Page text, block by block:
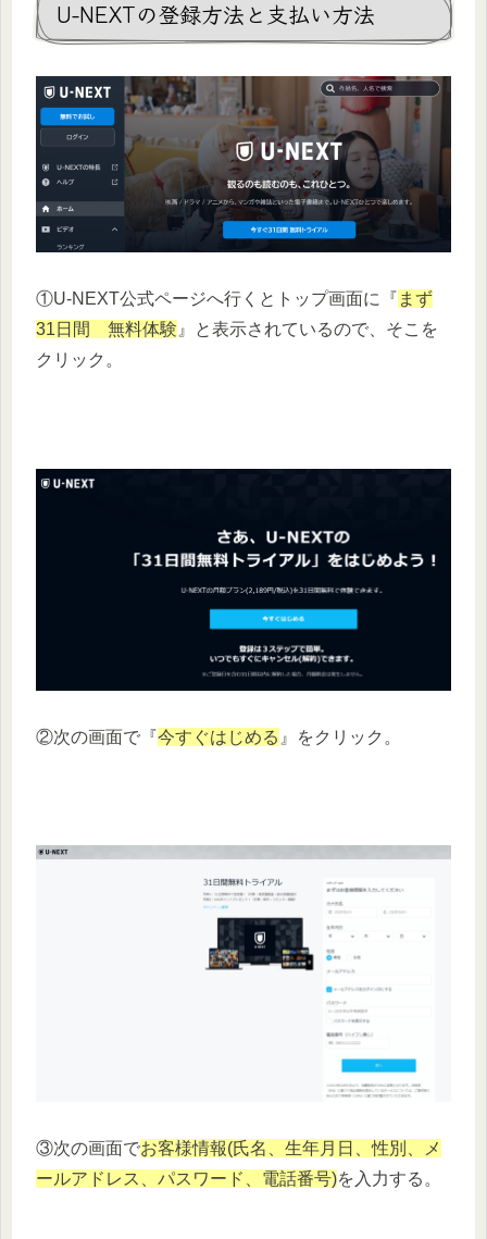
U-NEXTの登録方法と支払い方法
①U-NEXT公式ページへ行くとトップ画面に『 まず
31日間 無料体験 』と表示されているので、そこを
クリック。
②次の画面で『今すぐはじめる 』をクリック。
③次の画面でお客様情報(氏名、生年月日、性別、メ
ールアドレス、パスワード、電話番号)を入力する。